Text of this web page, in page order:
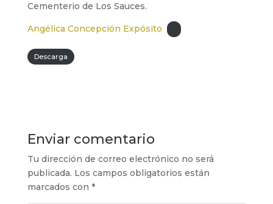
Cementerio de Los Sauces.
Angélica Concepción Expósito
Descarga
Enviar comentario
Tu dirección de correo electrónico no será
publicada. Los campos obligatorios están
marcados con *